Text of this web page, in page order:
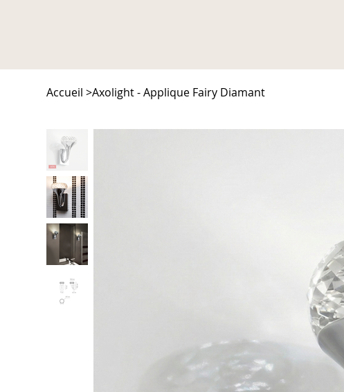
Accueil >Axolight - Applique Fairy Diamant